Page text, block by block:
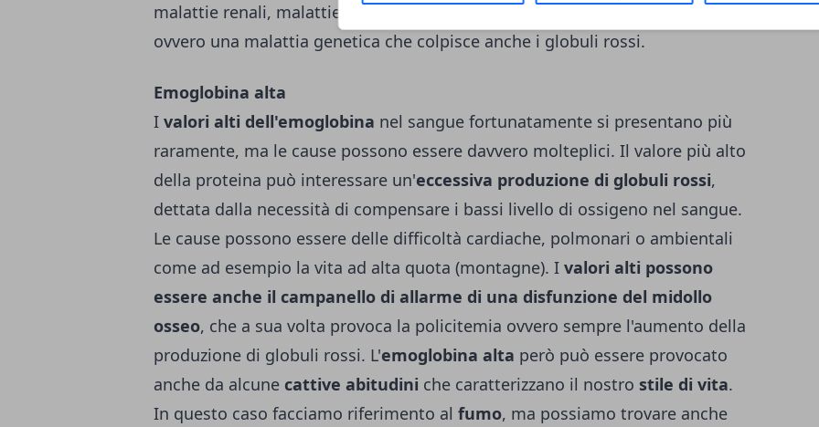
malattie renali, malattie legate al fegato, l'ipotiroidismo e la talassemia,
ovvero una malattia genetica che colpisce anche i globuli rossi.
Emoglobina alta
I valori alti dell'emoglobina nel sangue fortunatamente si presentano più
raramente, ma le cause possono essere davvero molteplici. Il valore più alto
della proteina può interessare un'eccessiva produzione di globuli rossi,
dettata dalla necessità di compensare i bassi livello di ossigeno nel sangue.
Le cause possono essere delle difficoltà cardiache, polmonari o ambientali
come ad esempio la vita ad alta quota (montagne). I valori alti possono
essere anche il campanello di allarme di una disfunzione del midollo
osseo, che a sua volta provoca la policitemia ovvero sempre l'aumento della
produzione di globuli rossi. L'emoglobina alta però può essere provocato
anche da alcune cattive abitudini che caratterizzano il nostro stile di vita.
In questo caso facciamo riferimento al fumo, ma possiamo trovare anche